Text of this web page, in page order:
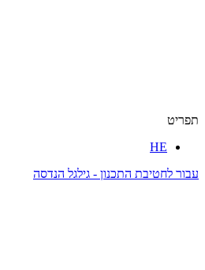
תפריט
HE
עבור לחטיבת התכנון - גילגל הנדסה